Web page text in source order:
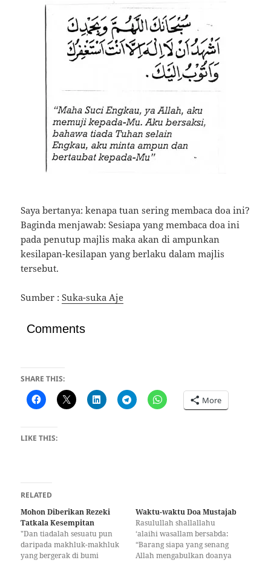
Saya bertanya: kenapa tuan sering membaca doa ini?
Baginda menjawab: Sesiapa yang membaca doa ini
pada penutup majlis maka akan di ampunkan
kesilapan-kesilapan yang berlaku dalam majlis
tersebut.
Sumber :Suka-suka Aje
Comments
SHARE THIS:
More
LIKE THIS:
RELATED
Mohon Diberikan Rezeki
Tatkala Kesempitan
"Dan tiadalah sesuatu pun
daripada makhluk-makhluk
yang bergerak di bumi
Waktu-waktu Doa Mustajab
Rasulullah shallallahu
‘alaihi wasallam bersabda:
“Barang siapa yang senang
Allah mengabulkan doanya